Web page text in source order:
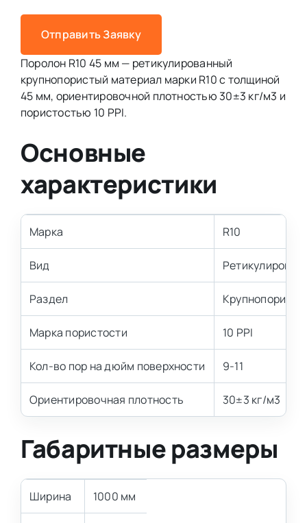
Отправить Заявку
Поролон R10 45 мм — ретикулированный
крупнопористый материал марки R10 с толщиной
45 мм, ориентировочной плотностью 30±3 кг/м3 и
пористостью 10 PPI.
Основные
характеристики
Марка R10
Вид
Раздел
Марка пористости 10 PPI
Кол-во пор на дюйм поверхности 9-11
Ориентировочная плотность 30±3 кг/м3
Габаритные размеры
Ширина 1000 мм